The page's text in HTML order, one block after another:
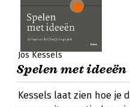
Jos Kessels
Spelen met ideeën
Kessels laat zien hoe je